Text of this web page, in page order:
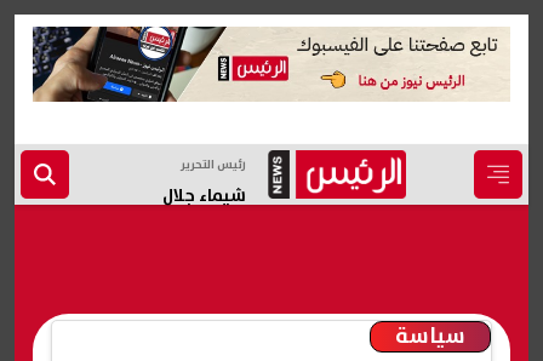
رئيس التحرير
شيماء جلال
سياسة